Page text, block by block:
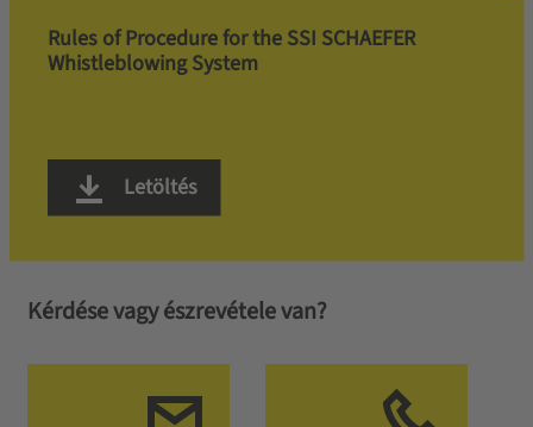
Rules of Procedure for the SSI SCHAEFER
Whistleblowing System
Letöltés
Kérdése vagy észrevétele van?